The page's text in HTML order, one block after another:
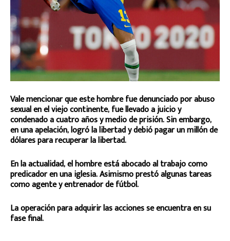
Vale mencionar que este hombre fue denunciado por abuso
sexual en el viejo continente, fue llevado a juicio y
condenado a cuatro años y medio de prisión. Sin embargo,
en una apelación, logró la libertad y debió pagar un millón de
dólares para recuperar la libertad.
En la actualidad, el hombre está abocado al trabajo como
predicador en una iglesia. Asimismo prestó algunas tareas
como agente y entrenador de fútbol.
La operación para adquirir las acciones se encuentra en su
fase final.